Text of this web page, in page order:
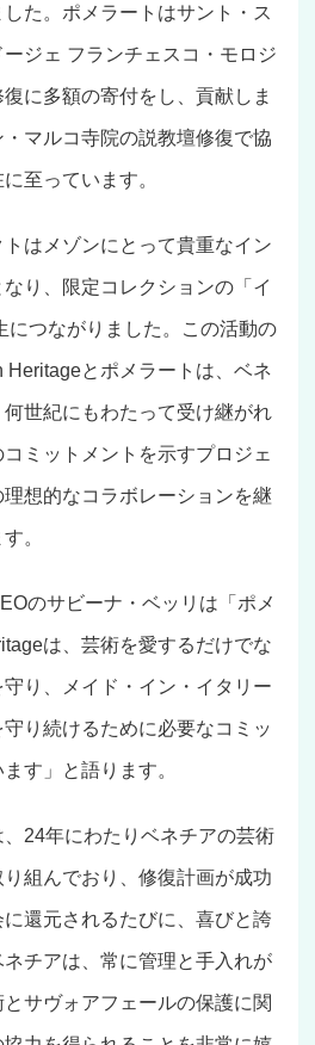
た。ポメラートはサント・ス
ジェ フランチェスコ・モロジ
に多額の寄付をし、貢献しま
マルコ寺院の説教壇修復で協
至っています。
はメゾンにとって貴重なイン
り、限定コレクションの「イ
につながりました。この活動の
Heritageとポメラートは、ベネ
世紀にもわたって受け継がれ
ミットメントを示すプロジェ
想的なコラボレーションを継
。
のサビーナ・ベッリは「ポメ
は、芸術を愛するだけでな
り、メイド・イン・イタリー
り続けるために必要なコミッ
す」と語ります。
、24年にわたりベネチアの芸術
組んでおり、修復計画が成功
還元されるたびに、喜びと誇
チアは、常に管理と手入れが
サヴォアフェールの保護に関